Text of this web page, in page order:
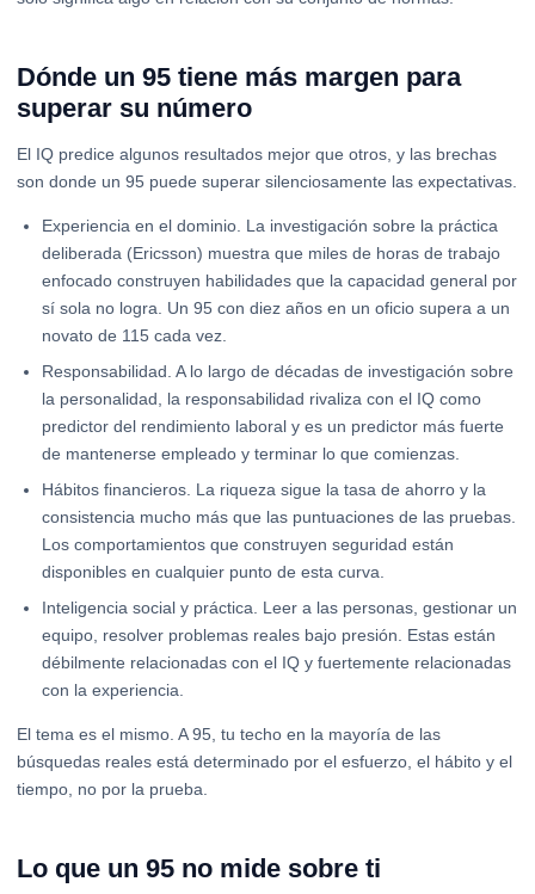
Dónde un 95 tiene más margen para
superar su número
El IQ predice algunos resultados mejor que otros, y las brechas
son donde un 95 puede superar silenciosamente las expectativas.
Experiencia en el dominio. La investigación sobre la práctica
deliberada (Ericsson) muestra que miles de horas de trabajo
enfocado construyen habilidades que la capacidad general por
sí sola no logra. Un 95 con diez años en un oficio supera a un
novato de 115 cada vez.
Responsabilidad. A lo largo de décadas de investigación sobre
la personalidad, la responsabilidad rivaliza con el IQ como
predictor del rendimiento laboral y es un predictor más fuerte
de mantenerse empleado y terminar lo que comienzas.
Hábitos financieros. La riqueza sigue la tasa de ahorro y la
consistencia mucho más que las puntuaciones de las pruebas.
Los comportamientos que construyen seguridad están
disponibles en cualquier punto de esta curva.
Inteligencia social y práctica. Leer a las personas, gestionar un
equipo, resolver problemas reales bajo presión. Estas están
débilmente relacionadas con el IQ y fuertemente relacionadas
con la experiencia.
El tema es el mismo. A 95, tu techo en la mayoría de las
búsquedas reales está determinado por el esfuerzo, el hábito y el
tiempo, no por la prueba.
Lo que un 95 no mide sobre ti